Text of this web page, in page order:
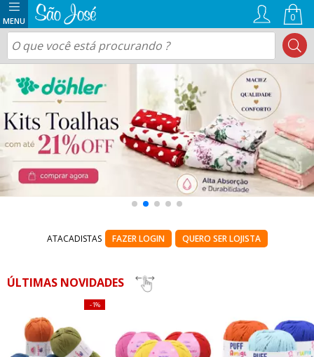
0
ATACADISTAS FAZER LOGIN QUERO SER LOJISTA
ÚLTIMAS NOVIDADES
1%